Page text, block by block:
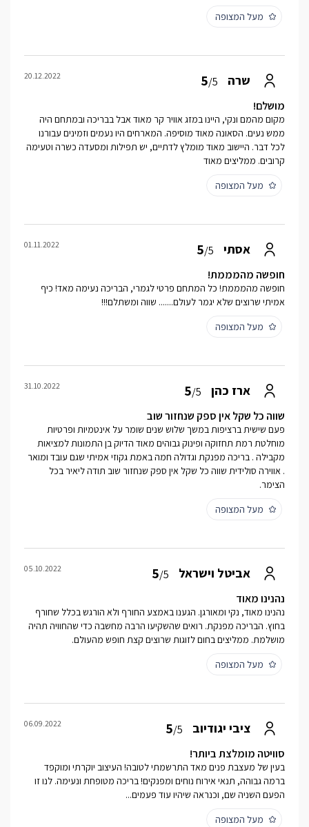
מעל המצופה
שרה 5/5
20.12.2022
מושלם!
מקום מהמם ונקי, היינו במזג אוויר קר מאוד אבל בבריכה ובמתחם היה
ממש נעים. הסאונה מאוד מוסיפה. המארחים היו נעמים וזמינים עבורנו
לכל דבר. היישוב מאוד מומלץ לדתיים, יש תפילות ומסעדה כשרה וטעימה
קרובים. ממליצים מאוד
מעל המצופה
אסתי 5/5
01.11.2022
חופשה מהמממת!
חופשה מהמממת! כל המתחם פרטי לגמרי, הבריכה נעימה מאד! כיף
אמיתי שרוצים שלא יגמר לעולם....... שווה ומשתלם!!!
מעל המצופה
ארז כהן 5/5
31.10.2022
שווה כל שקל אין ספק שנחזור שוב
פעם שישית ברציפות במשך שלוש שנים שומר על אינטמיות ופרטיות
מוחלטת רמת תחזוקה ופינוק גבוהים מאוד הדיוק בן התמונות למציאות
מקבילה . בריכה מפנקת וגדולה חמה באמת גקוזי אמיתי שגם עובד ומואר
. אווירה סולידית שווה כל שקל אין ספק שנחזור שוב תודה ליאיר בכל
הצימר.
מעל המצופה
אביטל וישראל 5/5
05.10.2022
נהנינו מאוד
נהנינו מאוד, נקי ומאורגן. הגענו באמצע החורף ולא הורגש בכלל שחורף
בחוץ. הבריכה מפנקת. רואים שהשקיעו הרבה מחשבה כדי שהחוויה תהיה
מושלמת. ממליצים בחום לזוגות שרוצים קצת חופש מהעולם.
מעל המצופה
ציבי יגודיוב 5/5
06.09.2022
סוויטה מומלצת ביותר!
בעין של מעצבת פנים מאד התרשמתי לטובה! העיצוב יוקרתי ומוקפד
ברמה גבוהה, תנאי אירוח נוחים ומפנקים! בריכה מטופחת ונעימה. לנו זו
הפעם השניה שם, וכנראה שיהיו עוד פעמים...
מעל המצופה